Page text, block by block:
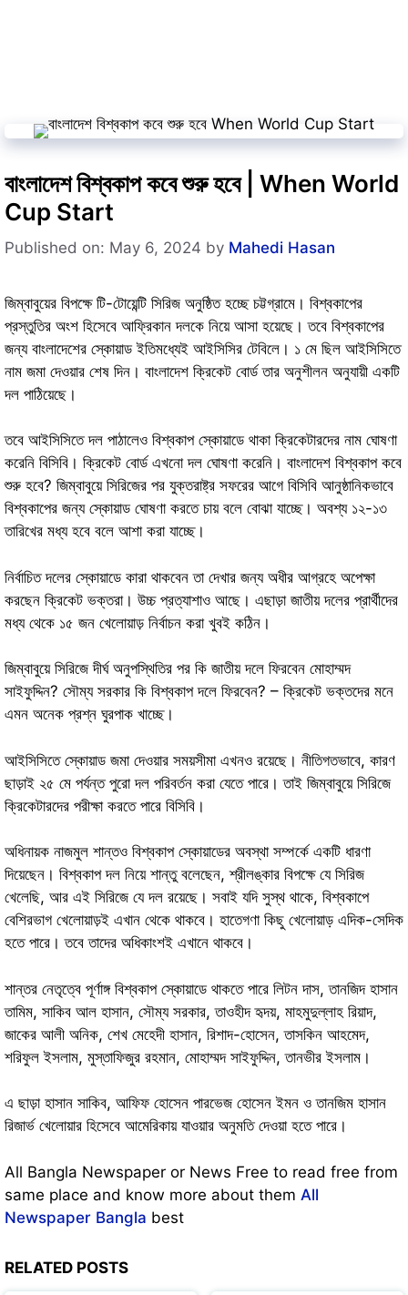
বাংলাদেশ বিশ্বকাপ কবে শুরু হবে | When World
Cup Start
Published on: May 6, 2024 by Mahedi Hasan
জিম্বাবুয়ের বিপক্ষে টি-টোয়েন্টি সিরিজ অনুষ্ঠিত হচ্ছে চট্টগ্রামে। বিশ্বকাপের
প্রস্তুতির অংশ হিসেবে আফ্রিকান দলকে নিয়ে আসা হয়েছে। তবে বিশ্বকাপের
জন্য বাংলাদেশের স্কোয়াড ইতিমধ্যেই আইসিসির টেবিলে। ১ মে ছিল আইসিসিতে
নাম জমা দেওয়ার শেষ দিন। বাংলাদেশ ক্রিকেট বোর্ড তার অনুশীলন অনুযায়ী একটি
দল পাঠিয়েছে।
তবে আইসিসিতে দল পাঠালেও বিশ্বকাপ স্কোয়াডে থাকা ক্রিকেটারদের নাম ঘোষণা
করেনি বিসিবি। ক্রিকেট বোর্ড এখনো দল ঘোষণা করেনি। বাংলাদেশ বিশ্বকাপ কবে
শুরু হবে? জিম্বাবুয়ে সিরিজের পর যুক্তরাষ্ট্র সফরের আগে বিসিবি আনুষ্ঠানিকভাবে
বিশ্বকাপের জন্য স্কোয়াড ঘোষণা করতে চায় বলে বোঝা যাচ্ছে। অবশ্য ১২-১৩
তারিখের মধ্য হবে বলে আশা করা যাচ্ছে।
নির্বাচিত দলের স্কোয়াডে কারা থাকবেন তা দেখার জন্য অধীর আগ্রহে অপেক্ষা
করছেন ক্রিকেট ভক্তরা। উচ্চ প্রত্যাশাও আছে। এছাড়া জাতীয় দলের প্রার্থীদের
মধ্য থেকে ১৫ জন খেলোয়াড় নির্বাচন করা খুবই কঠিন।
জিম্বাবুয়ে সিরিজে দীর্ঘ অনুপস্থিতির পর কি জাতীয় দলে ফিরবেন মোহাম্মদ
সাইফুদ্দিন? সৌম্য সরকার কি বিশ্বকাপ দলে ফিরবেন? – ক্রিকেট ভক্তদের মনে
এমন অনেক প্রশ্ন ঘুরপাক খাচ্ছে।
আইসিসিতে স্কোয়াড জমা দেওয়ার সময়সীমা এখনও রয়েছে। নীতিগতভাবে, কারণ
ছাড়াই ২৫ মে পর্যন্ত পুরো দল পরিবর্তন করা যেতে পারে। তাই জিম্বাবুয়ে সিরিজে
ক্রিকেটারদের পরীক্ষা করতে পারে বিসিবি।
অধিনায়ক নাজমুল শান্তও বিশ্বকাপ স্কোয়াডের অবস্থা সম্পর্কে একটি ধারণা
দিয়েছেন। বিশ্বকাপ দল নিয়ে শান্তু বলেছেন, শ্রীলঙ্কার বিপক্ষে যে সিরিজ
খেলেছি, আর এই সিরিজে যে দল রয়েছে। সবাই যদি সুস্থ থাকে, বিশ্বকাপে
বেশিরভাগ খেলোয়াড়ই এখান থেকে থাকবে। হাতেগণা কিছু খেলোয়াড় এদিক-সেদিক
হতে পারে। তবে তাদের অধিকাংশই এখানে থাকবে।
শান্তর নেতৃত্বে পূর্ণাঙ্গ বিশ্বকাপ স্কোয়াডে থাকতে পারে লিটন দাস, তানজিদ হাসান
তামিম, সাকিব আল হাসান, সৌম্য সরকার, তাওহীদ হৃদয়, মাহমুদুল্লাহ রিয়াদ,
জাকের আলী অনিক, শেখ মেহেদী হাসান, রিশাদ-হোসেন, তাসকিন আহমেদ,
শরিফুল ইসলাম, মুস্তাফিজুর রহমান, মোহাম্মদ সাইফুদ্দিন, তানভীর ইসলাম।
এ ছাড়া হাসান সাকিব, আফিফ হোসেন পারভেজ হোসেন ইমন ও তানজিম হাসান
রিজার্ভ খেলোয়ার হিসেবে আমেরিকায় যাওয়ার অনুমতি দেওয়া হতে পারে।
All Bangla Newspaper or News Free to read free from
same place and know more about them All
Newspaper Bangla best
RELATED POSTS